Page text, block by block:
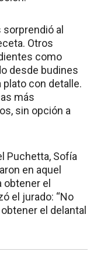
sorprendió al
Otros
como
desde budines
plato con detalle.
más
sin opción a
Puchetta, Sofía
en aquel
obtener el
el jurado: “No
el delantal